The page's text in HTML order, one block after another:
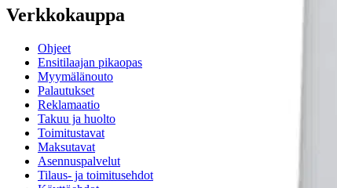
Verkkokauppa
Ohjeet
Ensitilaajan pikaopas
Myymälänouto
Palautukset
Reklamaatio
Takuu ja huolto
Toimitustavat
Maksutavat
Asennuspalvelut
Tilaus- ja toimitusehdot